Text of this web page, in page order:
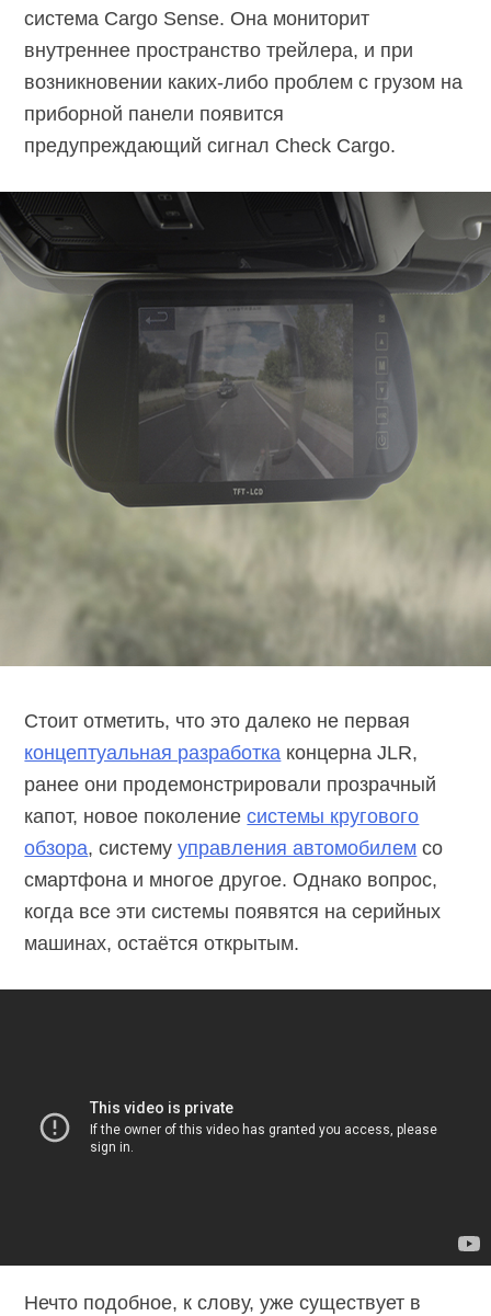
система Cargo Sense. Она мониторит
внутреннее пространство трейлера, и при
возникновении каких-либо проблем с грузом на
приборной панели появится
предупреждающий сигнал Check Cargo.
Стоит отметить, что это далеко не первая
концептуальная разработка концерна JLR,
ранее они продемонстрировали прозрачный
капот, новое поколениесистемы кругового
обзора, системууправления автомобилем со
смартфона и многое другое. Однако вопрос,
когда все эти системы появятся на серийных
машинах, остаётся открытым.
Нечто подобное, к слову, уже существует в